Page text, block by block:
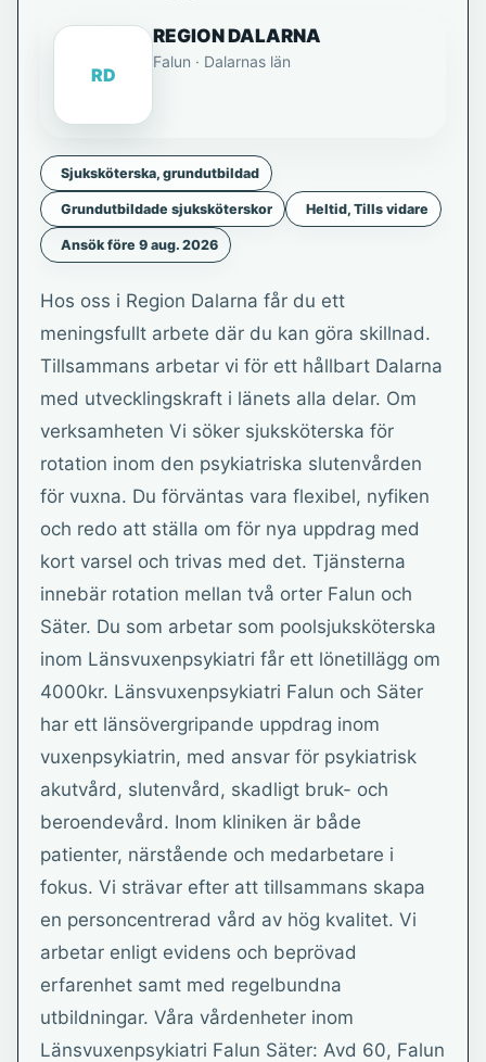
RD
REGION DALARNA
Falun · Dalarnas län
Sjuksköterska, grundutbildad
Grundutbildade sjuksköterskor Heltid, Tills vidare
Ansök före 9 aug. 2026
Hos oss i Region Dalarna får du ett
meningsfullt arbete där du kan göra skillnad.
Tillsammans arbetar vi för ett hållbart Dalarna
med utvecklingskraft i länets alla delar. Om
verksamheten Vi söker sjuksköterska för
rotation inom den psykiatriska slutenvården
för vuxna. Du förväntas vara flexibel, nyfiken
och redo att ställa om för nya uppdrag med
kort varsel och trivas med det. Tjänsterna
innebär rotation mellan två orter Falun och
Säter. Du som arbetar som poolsjuksköterska
inom Länsvuxenpsykiatri får ett lönetillägg om
4000kr. Länsvuxenpsykiatri Falun och Säter
har ett länsövergripande uppdrag inom
vuxenpsykiatrin, med ansvar för psykiatrisk
akutvård, slutenvård, skadligt bruk- och
beroendevård. Inom kliniken är både
patienter, närstående och medarbetare i
fokus. Vi strävar efter att tillsammans skapa
en personcentrerad vård av hög kvalitet. Vi
arbetar enligt evidens och beprövad
erfarenhet samt med regelbundna
utbildningar. Våra vårdenheter inom
Länsvuxenpsykiatri Falun Säter: Avd 60, Falun